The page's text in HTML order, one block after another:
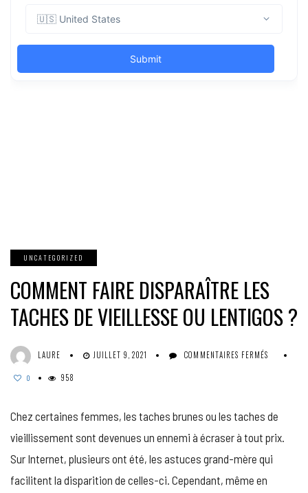
UNCATEGORIZED
COMMENT FAIRE DISPARAÎTRE LES
TACHES DE VIEILLESSE OU LENTIGOS ?
LAURE JUILLET 9, 2021 COMMENTAIRES FERMÉS
TACHES
DE
OU
0 958
Chez certaines femmes, les taches brunes ou les taches de
vieillissement sont devenues un ennemi à écraser à tout prix.
Sur Internet, plusieurs ont été, les astuces grand-mère qui
facilitent la disparition de celles-ci. Cependant, même en